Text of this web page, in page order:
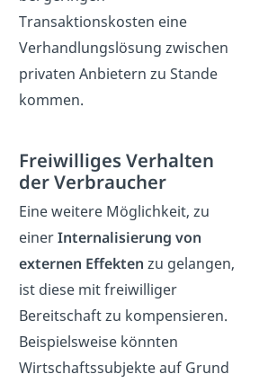
Transaktionskosten eine
Verhandlungslösung zwischen
privaten Anbietern zu Stande
kommen.
Freiwilliges Verhalten
der Verbraucher
Eine weitere Möglichkeit, zu
einerInternalisierung von
externen Effekten zu gelangen,
ist diese mit freiwilliger
Bereitschaft zu kompensieren.
Beispielsweise könnten
Wirtschaftssubjekte auf Grund